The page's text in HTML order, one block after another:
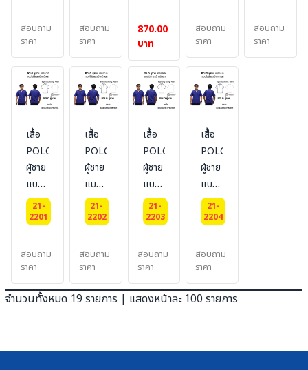
กระเป๋า
หน้าอก
ผ้า
DRY
TECH
สอบถาม
ราคา
หน้าอก
ซ้าย
ผ้า
TK
สอบถาม
ราคา
หน้าอก
ซ้าย
ผ้า
TC
870.00
บาท
หน้าอก
ซ้าย
ผ้า
CVC
สอบถาม
ราคา
หน้าอก
ซ้าย
ผ้า
DRY
สอบถาม
ราคา
เสื้อ
POLO-
ผู้ชาย
แบบ
ไม่มี
กระเป๋า
หน้าอก
ผ้า
TK
21-
2201
สอบถาม
ราคา
เสื้อ
POLO-
ผู้ชาย
แบบ
ไม่มี
กระเป๋า
หน้าอก
ผ้า
TC
21-
2202
สอบถาม
ราคา
เสื้อ
POLO-
ผู้ชาย
แบบ
ไม่มี
กระเป๋า
หน้าอก
ผ้า
CVC
21-
2203
สอบถาม
ราคา
เสื้อ
POLO-
ผู้ชาย
แบบ
ไม่มี
กระเป๋า
หน้าอก
ผ้า
DRY
TECH
21-
2204
สอบถาม
ราคา
จำนวนทั้งหมด 19 รายการ | แสดงหน้าละ 100 รายการ